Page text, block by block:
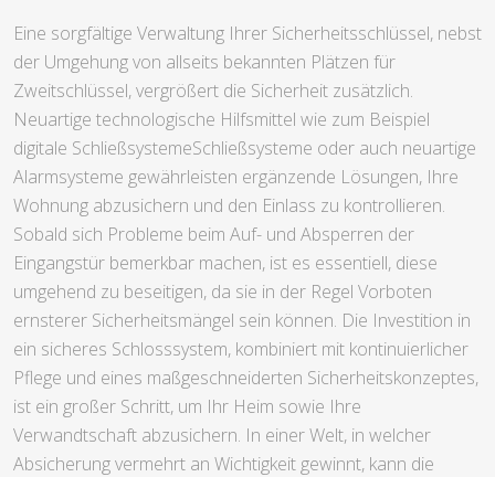
Eine sorgfältige Verwaltung Ihrer Sicherheitsschlüssel, nebst
der Umgehung von allseits bekannten Plätzen für
Zweitschlüssel, vergrößert die Sicherheit zusätzlich.
Neuartige technologische Hilfsmittel wie zum Beispiel
digitale SchließsystemeSchließsysteme oder auch neuartige
Alarmsysteme gewährleisten ergänzende Lösungen, Ihre
Wohnung abzusichern und den Einlass zu kontrollieren.
Sobald sich Probleme beim Auf- und Absperren der
Eingangstür bemerkbar machen, ist es essentiell, diese
umgehend zu beseitigen, da sie in der Regel Vorboten
ernsterer Sicherheitsmängel sein können. Die Investition in
ein sicheres Schlosssystem, kombiniert mit kontinuierlicher
Pflege und eines maßgeschneiderten Sicherheitskonzeptes,
ist ein großer Schritt, um Ihr Heim sowie Ihre
Verwandtschaft abzusichern. In einer Welt, in welcher
Absicherung vermehrt an Wichtigkeit gewinnt, kann die